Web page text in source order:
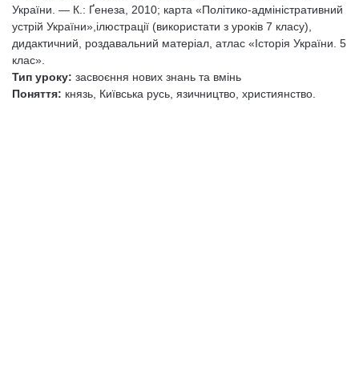
України. — К.: Ґенеза, 2010; карта «Політико-адміністративний
устрій України»,ілюстрації (використати з уроків 7 класу),
дидактичний, роздавальний матеріал, атлас «Історія України. 5
клас».
Тип уроку: засвоєння нових знань та вмінь
Поняття: князь, Київська русь, язичництво, християнство.